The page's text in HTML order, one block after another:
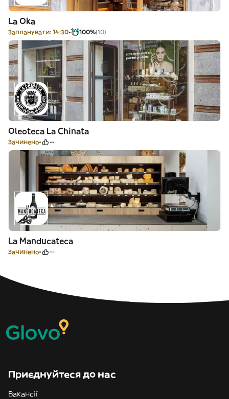
La Oka
Запланувати: 14:30 100%(10)
Oleoteca La Chinata
Зачинено --
La Manducateca
Зачинено --
Приєднуйтеся до нас
Вакансії